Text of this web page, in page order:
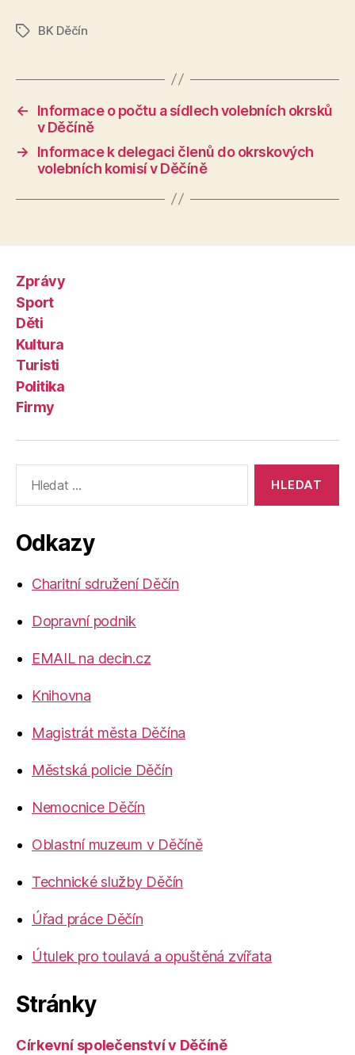
ŠtítkyBK Děčín
←
Informace o počtu a sídlech volebních okrsků
v Děčíně
→
Informace k delegaci členů do okrskových
volebních komisí v Děčíně
Zprávy
Sport
Děti
Kultura
Turisti
Politika
Firmy
vyhledávání:
Odkazy
Charitní sdružení Děčín
Dopravní podnik
EMAIL na decin.cz
Knihovna
Magistrát města Děčína
Městská policie Děčín
Nemocnice Děčín
Oblastní muzeum v Děčíně
Technické služby Děčín
Úřad práce Děčín
Útulek pro toulavá a opuštěná zvířata
Stránky
Církevní společenství v Děčíně